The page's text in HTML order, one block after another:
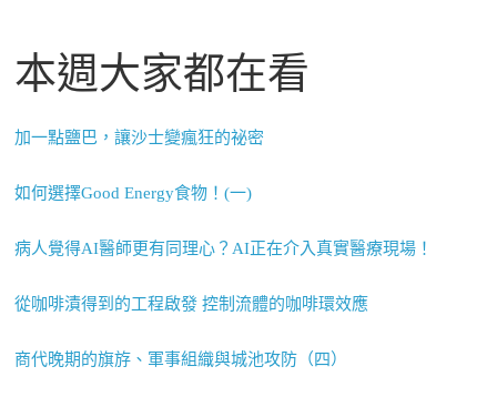
本週大家都在看
加一點鹽巴，讓沙士變瘋狂的祕密
如何選擇Good Energy食物！(一)
病人覺得AI醫師更有同理心？AI正在介入真實醫療現場！
從咖啡漬得到的工程啟發 控制流體的咖啡環效應
商代晚期的旗斿、軍事組織與城池攻防（四）